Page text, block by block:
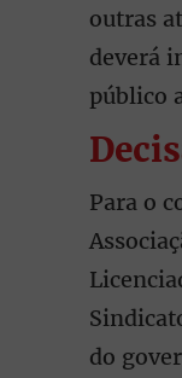
outras
deverá
público
Para o
do